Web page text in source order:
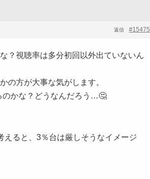
#15475
返信
？視聴率は多分初回以外出ていないん
の方が大事な気がします。
のかな？どうなんだろう…🤔
ると、3％台は厳しそうなイメージ